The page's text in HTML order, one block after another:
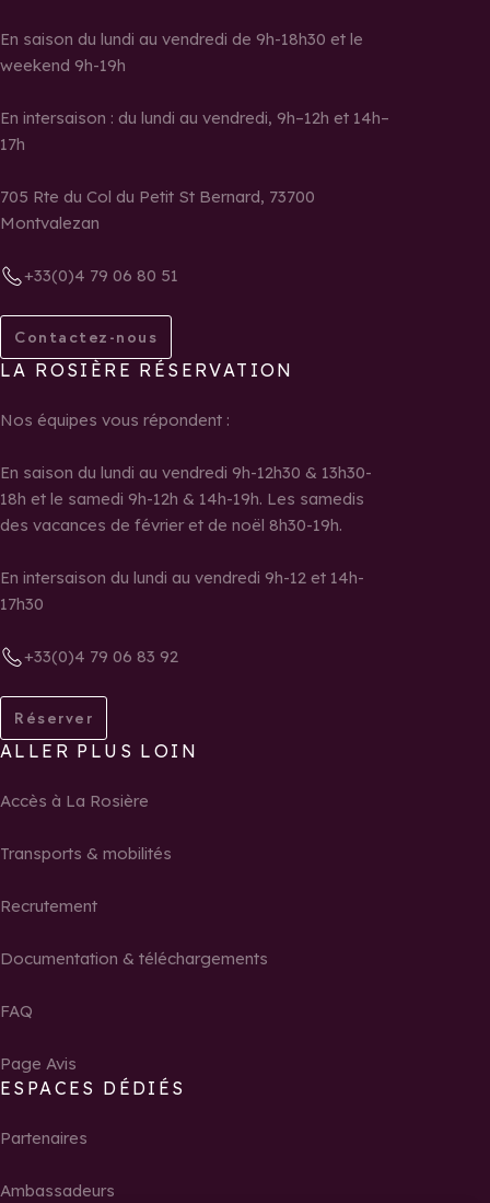
En saison du lundi au vendredi de 9h-18h30 et le
weekend 9h-19h
En intersaison : du lundi au vendredi, 9h–12h et 14h–
17h
705 Rte du Col du Petit St Bernard, 73700
Montvalezan
+33(0)4 79 06 80 51
Contactez-nous
LA ROSIÈRE RÉSERVATION
Nos équipes vous répondent :
En saison du lundi au vendredi 9h-12h30 & 13h30-
18h et le samedi 9h-12h & 14h-19h. Les samedis
des vacances de février et de noël 8h30-19h.
En intersaison du lundi au vendredi 9h-12 et 14h-
17h30
+33(0)4 79 06 83 92
Réserver
ALLER PLUS LOIN
Accès à La Rosière
Transports & mobilités
Recrutement
Documentation & téléchargements
FAQ
Page Avis
ESPACES DÉDIÉS
Partenaires
Ambassadeurs